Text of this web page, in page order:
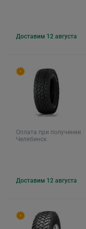
Доставим 12 августа
Оплата при получении
Челябинск
Доставим 12 августа